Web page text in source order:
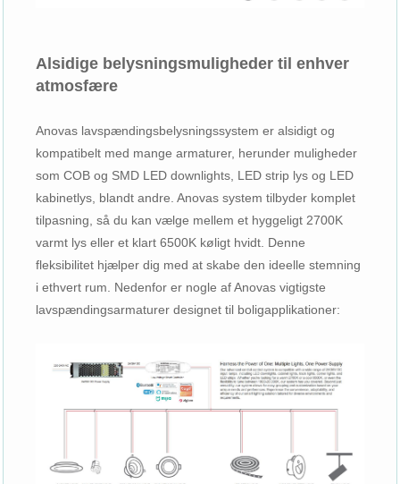
Alsidige belysningsmuligheder til enhver
atmosfære
Anovas lavspændingsbelysningssystem er alsidigt og
kompatibelt med mange armaturer, herunder muligheder
som COB og SMD LED downlights, LED strip lys og LED
kabinetlys, blandt andre. Anovas system tilbyder komplet
tilpasning, så du kan vælge mellem et hyggeligt 2700K
varmt lys eller et klart 6500K køligt hvidt. Denne
fleksibilitet hjælper dig med at skabe den ideelle stemning
i ethvert rum. Nedenfor er nogle af Anovas vigtigste
lavspændingsarmaturer designet til boligapplikationer: